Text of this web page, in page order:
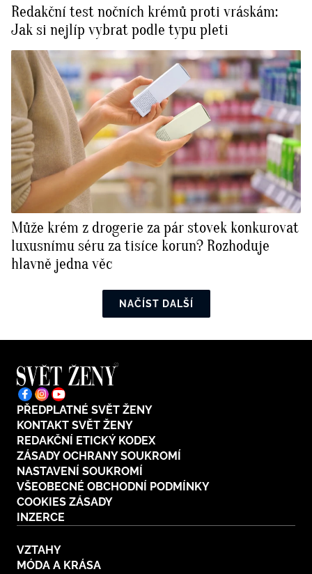
Redakční test nočních krémů proti vráskám:
Jak si nejlíp vybrat podle typu pleti
Může krém z drogerie za pár stovek konkurovat
luxusnímu séru za tisíce korun? Rozhoduje
hlavně jedna věc
NAČÍST DALŠÍ
PŘEDPLATNÉ SVĚT ŽENY
KONTAKT SVĚT ŽENY
REDAKČNÍ ETICKÝ KODEX
ZÁSADY OCHRANY SOUKROMÍ
NASTAVENÍ SOUKROMÍ
VŠEOBECNÉ OBCHODNÍ PODMÍNKY
COOKIES ZÁSADY
INZERCE
VZTAHY
MÓDA A KRÁSA